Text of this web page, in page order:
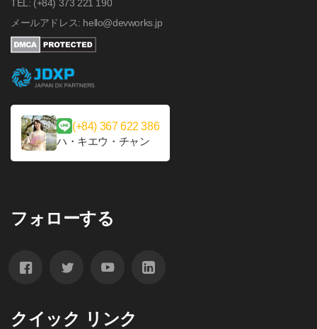
TEL: (+84) 373 221 190
メールアドレス: hello@devworks.jp
(+84) 367 622 386
ハ・キエウ・チャン
フォローする
クイック リンク